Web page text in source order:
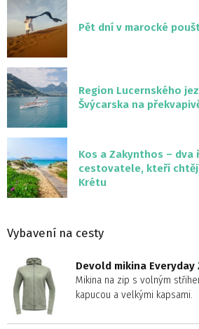
Pět dní v marocké
Region Lucernského
Švýcarska na
Kos a Zakynthos –
cestovatele, kteří
Krétu
Vybavení na cesty
Devold mikina Everyday
Mikina na zip s volným
kapucou a velkými kapsami.